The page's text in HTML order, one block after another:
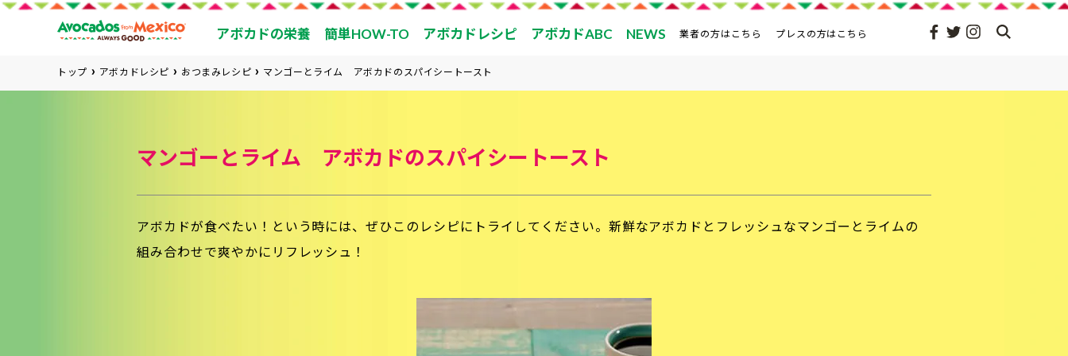
アボカドの栄養 簡単HOW-TO アボカドレシピ アボカドABC NEWS 業者の方はこちら プレスの方はこちら
トップ アボカドレシピ おつまみレシピ マンゴーとライム アボカドのスパイシートースト
マンゴーとライム アボカドのスパイシートースト
アボカドが食べたい！という時には、ぜひこのレシピにトライしてください。新鮮なアボカドとフレッシュなマンゴーとライムの
組み合わせで爽やかにリフレッシュ！